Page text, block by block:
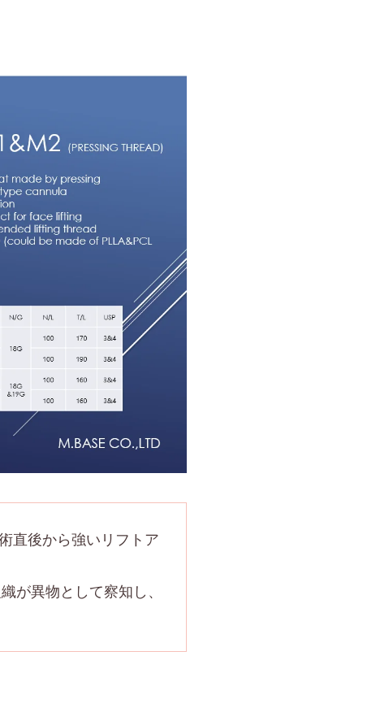
直後から強いリフトア
が異物として察知し、